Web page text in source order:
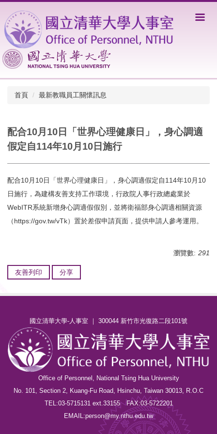
到
主
要
內
容
區
首頁 最新教職員工關懷訊息
配合10月10日「世界心理健康日」，身心調適
假定自114年10月10日施行
配合10月10日「世界心理健康日」，身心調適假定自114年10月10
日施行，為建構友善支持工作環境，行政院人事行政總處業於
WebITR系統新增身心調適假假別，並將衛福部身心調適相關資源
（https://gov.tw/vTk）置於差假申請頁面，提供申請人參考運用。
瀏覽數: 291
友善列印 分享
國立清華大學-人事室 ｜ 300044 新竹市光復路二段101號
Office of Personnel, National Tsing Hua University
No. 101, Section 2, Kuang-Fu Road, Hsinchu, Taiwan 30013, R.O.C
TEL:03-5715131 ext.33155 FAX:03-5722201
EMAIL:person@my.nthu.edu.tw